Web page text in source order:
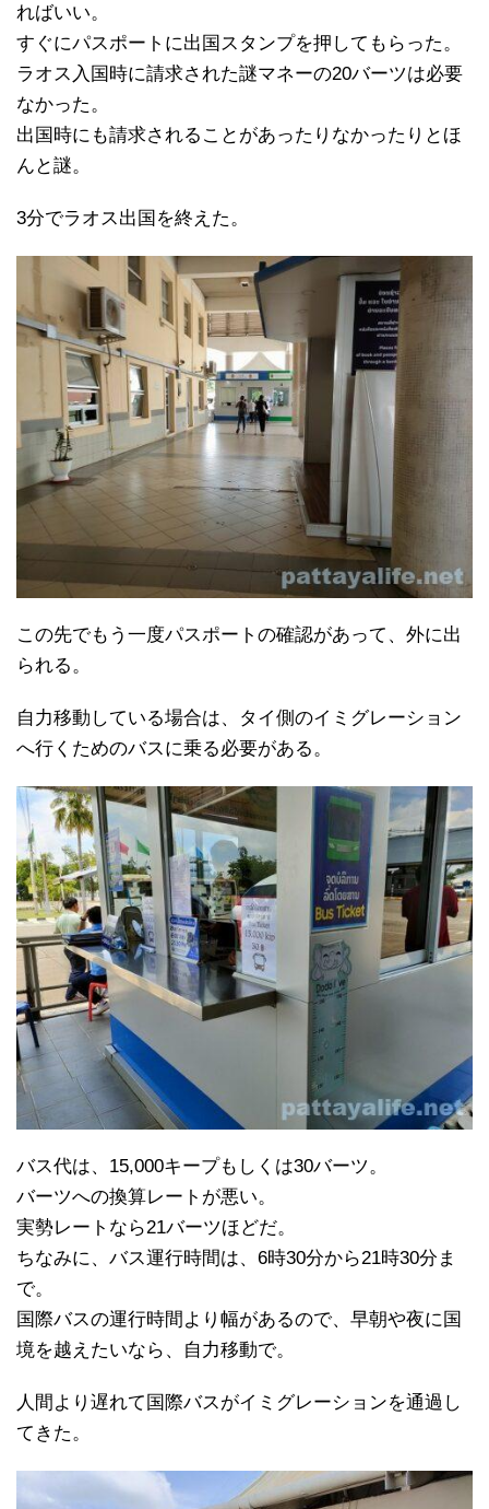
ればいい。
すぐにパスポートに出国スタンプを押してもらった。
ラオス入国時に請求された謎マネーの20バーツは必要
なかった。
出国時にも請求されることがあったりなかったりとほ
んと謎。
3分でラオス出国を終えた。
この先でもう一度パスポートの確認があって、外に出
られる。
自力移動している場合は、タイ側のイミグレーション
へ行くためのバスに乗る必要がある。
バス代は、15,000キープもしくは30バーツ。
バーツへの換算レートが悪い。
実勢レートなら21バーツほどだ。
ちなみに、バス運行時間は、6時30分から21時30分ま
で。
国際バスの運行時間より幅があるので、早朝や夜に国
境を越えたいなら、自力移動で。
人間より遅れて国際バスがイミグレーションを通過し
てきた。